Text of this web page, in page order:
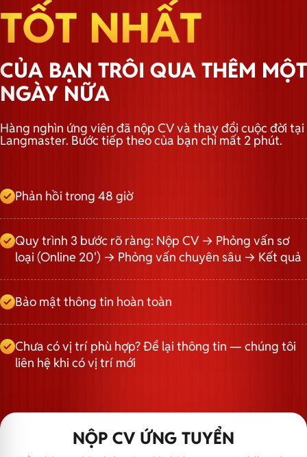
TRƯỞNG PHÒNG MARKETING
TRƯỞNG NHÓM HÀNH CHÍNH
TỐT NHẤT
CỦA BẠN TRÔI QUA THÊM MỘT
NGÀY NỮA
Hàng nghìn ứng viên đã nộp CV và thay đổi cuộc đời tại
Langmaster. Bước tiếp theo của bạn chỉ mất 2 phút.
Phản hồi trong 48 giờ
Quy trình 3 bước rõ ràng: Nộp CV → Phỏng vấn sơ
loại (Online 20') → Phỏng vấn chuyên sâu → Kết quả
Bảo mật thông tin hoàn toàn
Chưa có vị trí phù hợp? Để lại thông tin — chúng tôi
liên hệ khi có vị trí mới
NỘP CV ỨNG TUYỂN